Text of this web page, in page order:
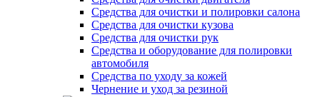
Средства для очистки и полировки салона
Средства для очистки кузова
Средства для очистки рук
Средства и оборудование для полировки
автомобиля
Средства по уходу за кожей
Чернение и уход за резиной